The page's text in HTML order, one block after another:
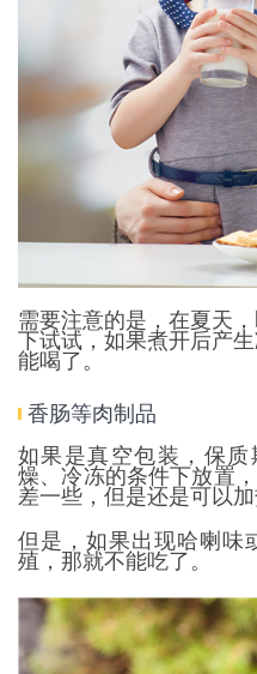
需要注意的是，在夏天
下试试，如果煮开后产
能喝了。
香肠等肉制品
如果是真空包装，保
燥、冷冻的条件下放置
差一些，但是还是可以加
但是，如果出现哈喇味
殖，那就不能吃了。